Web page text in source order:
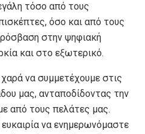
τόσο από τους
όσο και από τους
στην ψηφιακή
και στο εξωτερικό.
χαρά να συμμετέχουμε στις
μας, ανταποδίδοντας την
από τους πελάτες μας.
ευκαιρία να ενημερωνόμαστε